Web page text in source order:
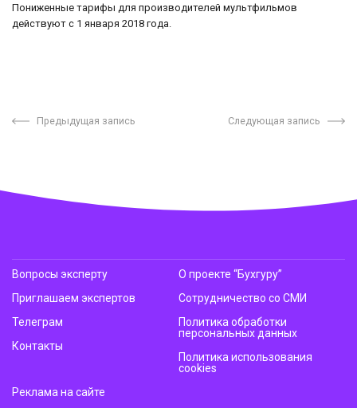
Пониженные тарифы для производителей мультфильмов
действуют с 1 января 2018 года.
Предыдущая запись Следующая запись
Вопросы эксперту
Приглашаем экспертов
Телеграм
Контакты
О проекте “Бухгуру”
Сотрудничество со СМИ
Политика обработки
персональных данных
Политика использования
cookies
Реклама на сайте